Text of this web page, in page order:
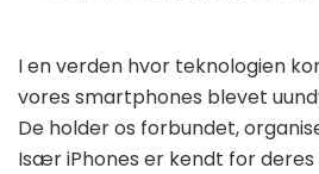
I en verden hvor teknologien
vores smartphones blevet
De holder os forbundet,
Især iPhones er kendt for deres